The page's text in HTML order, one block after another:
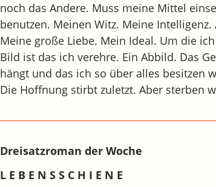
noch das Andere. Muss meine Mittel
benutzen. Meinen Witz. Meine
Meine große Liebe. Mein Ideal. Um die
Bild ist das ich verehre. Ein Abbild. Das
hängt und das ich so über alles besitzen
Die Hoffnung stirbt zuletzt. Aber sterben
Dreisatzroman der Woche
L E B E N S S C H I E N E